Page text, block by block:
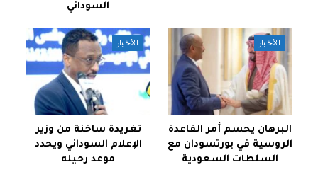
السوداني
الأخبار
البرهان يحسم أمر القاعدة
الروسية في بورتسودان مع
السلطات السعودية
الأخبار
تغريدة ساخنة من وزير
الإعلام السوداني ويحدد
موعد رحيله